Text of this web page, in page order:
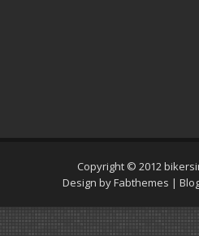
Copyright © 2012
Design byFabthemes |